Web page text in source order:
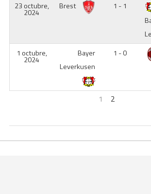
23 octubre,
2024
Brest
1 - 1
1 octubre,
2024
Bayer
Leverkusen
1 - 0
1 2